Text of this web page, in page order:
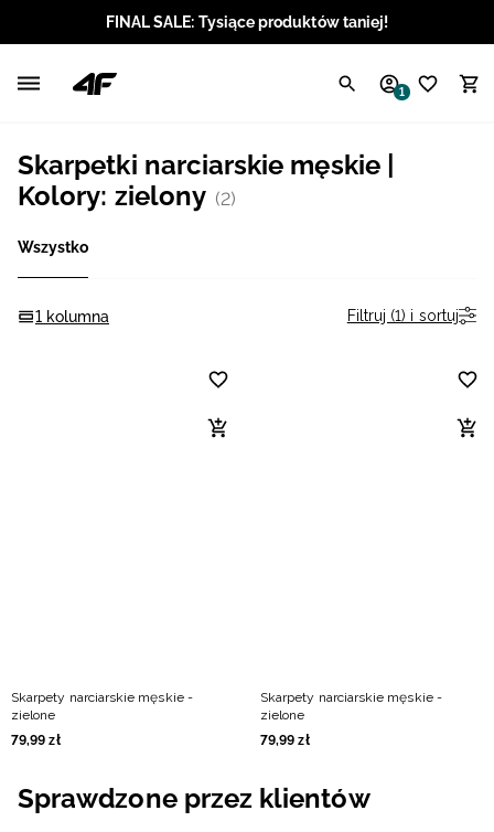
FINAL SALE: Tysiące produktów taniej!
1
Skarpetki narciarskie męskie |
Kolory: zielony (2)
Wszystko
1 kolumna Filtruj (1) i sortuj
Skarpety narciarskie męskie -
zielone
79,99 zł
Skarpety narciarskie męskie -
zielone
79,99 zł
Sprawdzone przez klientów
Angielski / USD